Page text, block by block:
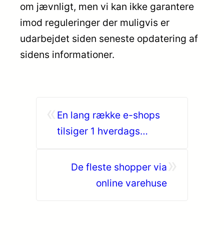
om jævnligt, men vi kan ikke garantere
imod reguleringer der muligvis er
udarbejdet siden seneste opdatering af
sidens informationer.
En lang række e-shops
tilsiger 1 hverdags
De fleste shopper via
online varehuse